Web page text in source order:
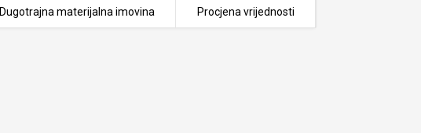
Dugotrajna materijalna imovina Procjena vrijednosti